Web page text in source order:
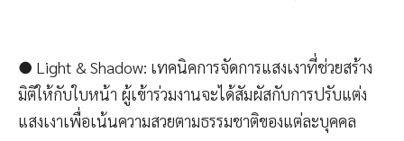
● Light & Shadow: เทคนิคการจัดการแสงเงาที่ช่วยสร้าง
มิติให้กับใบหน้า ผู้เข้าร่วมงานจะได้สัมผัสกับการปรับแต่ง
แสงเงาเพื่อเน้นความสวยตามธรรมชาติของแต่ละบุคคล